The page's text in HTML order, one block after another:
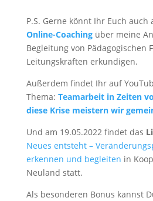
P.S. Gerne könnt Ihr Euch auch
Online-Coachingüber meine
Begleitung von Pädagogischen
Leitungskräften erkundigen.
Außerdem findet Ihr auf
Thema: Teamarbeit in Zeiten
diese Krise meistern wir
Und am 19.05.2022 findet das
Neues entsteht –
erkennen und begleiten in
Neuland statt.
Als besonderen Bonus kannst